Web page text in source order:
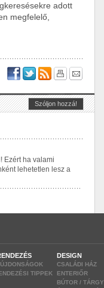
adott
megfelelő,
TIPPEK
DESIGN
CSALÁDI HÁZ
ENTERIŐR
BÚTOR / TÁRGY